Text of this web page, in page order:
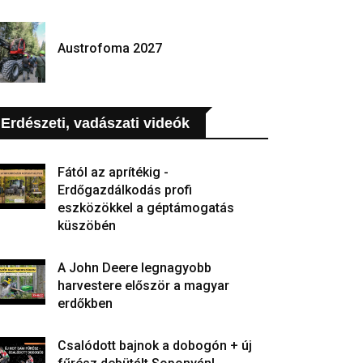
Austrofoma 2027
Erdészeti, vadászati videók
Fától az aprítékig -
Erdőgazdálkodás profi
eszközökkel a géptámogatás
küszöbén
A John Deere legnagyobb
harvestere először a magyar
erdőkben
Csalódott bajnok a dobogón + új